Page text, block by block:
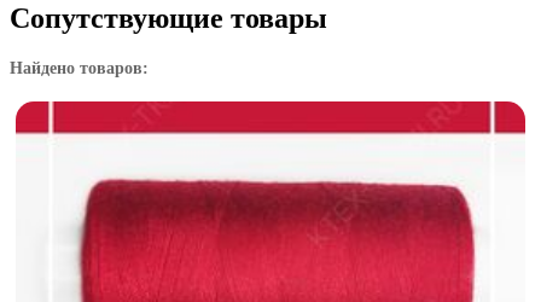
Сопутствующие товары
Найдено товаров: